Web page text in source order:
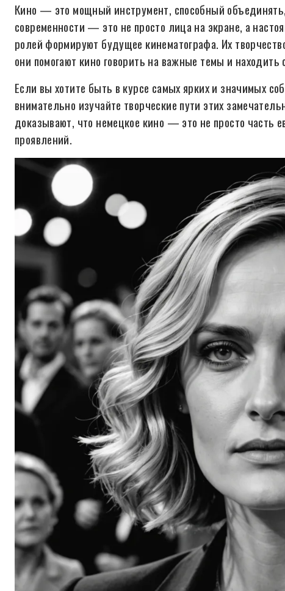
Кино — это мощный инструмент, способный
современности — это не просто лица на экране, а
ролей формируют будущее кинематографа. Их
они помогают кино говорить на важные темы и
Если вы хотите быть в курсе самых ярких и значимых
внимательно изучайте творческие пути этих
доказывают, что немецкое кино — это не просто часть
проявлений.